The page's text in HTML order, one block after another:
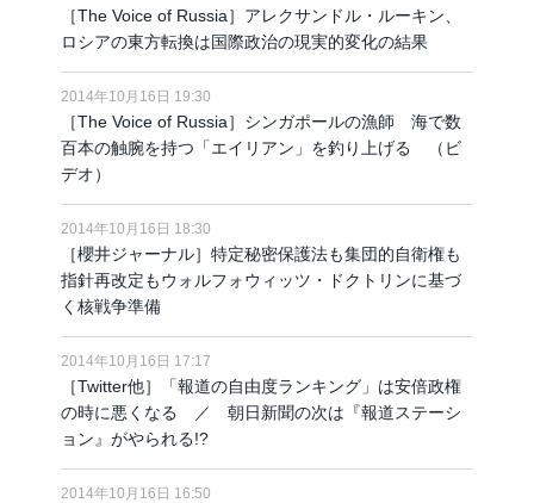
［The Voice of Russia］アレクサンドル・ルーキン、
ロシアの東方転換は国際政治の現実的変化の結果
2014年10月16日 19:30
［The Voice of Russia］シンガポールの漁師 海で数
百本の触腕を持つ「エイリアン」を釣り上げる （ビ
デオ）
2014年10月16日 18:30
［櫻井ジャーナル］特定秘密保護法も集団的自衛権も
指針再改定もウォルフォウィッツ・ドクトリンに基づ
く核戦争準備
2014年10月16日 17:17
［Twitter他］「報道の自由度ランキング」は安倍政権
の時に悪くなる ／ 朝日新聞の次は『報道ステーシ
ョン』がやられる!?
2014年10月16日 16:50